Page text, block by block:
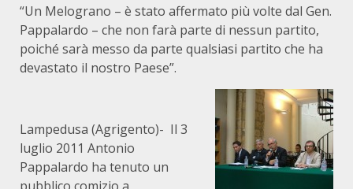
“Un Melograno – è stato affermato più volte dal Gen.
Pappalardo – che non farà parte di nessun partito,
poiché sarà messo da parte qualsiasi partito che ha
devastato il nostro Paese”.
Lampedusa (Agrigento)- Il 3
luglio 2011 Antonio
Pappalardo ha tenuto un